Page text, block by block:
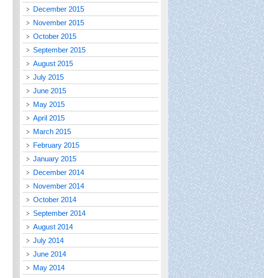
December 2015
November 2015
October 2015
September 2015
August 2015
July 2015
June 2015
May 2015
April 2015
March 2015
February 2015
January 2015
December 2014
November 2014
October 2014
September 2014
August 2014
July 2014
June 2014
May 2014